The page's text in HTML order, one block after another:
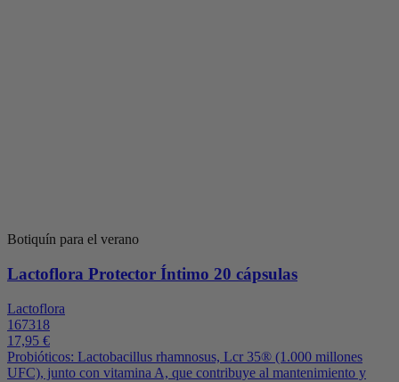
Botiquín para el verano
Lactoflora Protector Íntimo 20 cápsulas
Lactoflora
167318
17,95 €
Probióticos: Lactobacillus rhamnosus, Lcr 35® (1.000 millones
UFC), junto con vitamina A, que contribuye al mantenimiento y